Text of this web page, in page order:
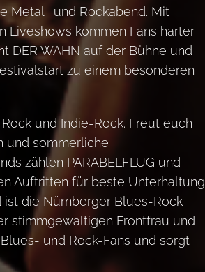
Metal- und Rockabend. Mit
Liveshows kommen Fans harter
DER WAHN auf der Bühne und
zu einem besonderen
und Indie-Rock. Freut euch
und sommerliche
zählen PARABELFLUG und
Auftritten für beste Unterhaltung
ist die Nürnberger Blues-Rock
stimmgewaltigen Frontfrau und
und Rock-Fans und sorgt